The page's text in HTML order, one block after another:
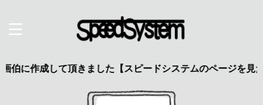
頂きました【スピードシステムのページを見た】で特典